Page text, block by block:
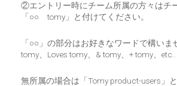
②エントリー時にチーム所属の方々はチ
「○○ tomy」と付けてください。
「○○」の部分はお好きなワードで構いま
tomy、Loves tomy、& tomy、+ tomy、etc..
無所属の場合は「Tomy product-users」